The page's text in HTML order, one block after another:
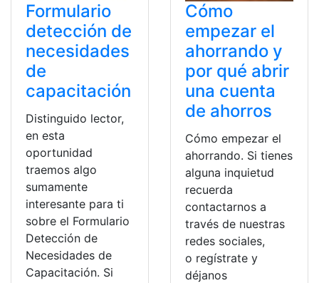
Formulario
detección de
necesidades
de
capacitación
Distinguido lector,
en esta
oportunidad
traemos algo
sumamente
interesante para ti
sobre el Formulario
Detección de
Necesidades de
Capacitación. Si
Cómo
empezar el
ahorrando y
por qué abrir
una cuenta
de ahorros
Cómo empezar el
ahorrando. Si tienes
alguna inquietud
recuerda
contactarnos a
través de nuestras
redes sociales,
o regístrate y
déjanos